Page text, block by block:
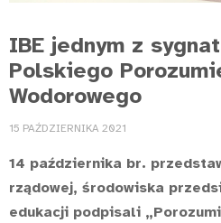
IBE jednym z
Polskiego
Wodorowego
15 PAŹDZIERNIKA 2021
14 października br.
rządowej, środowiska
edukacji podpisali